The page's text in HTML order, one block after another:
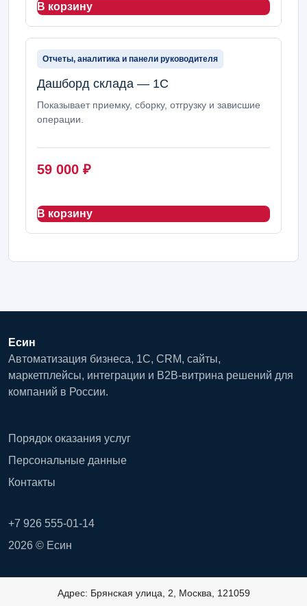
В корзину
Отчеты, аналитика и панели руководителя
Дашборд склада — 1С
Показывает приемку, сборку, отгрузку и зависшие
операции.
59 000 ₽
В корзину
Есин
Автоматизация бизнеса, 1С, CRM, сайты,
маркетплейсы, интеграции и B2B-витрина решений для
компаний в России.
Порядок оказания услуг
Персональные данные
Контакты
+7 926 555-01-14
2026 © Есин
Адрес: Брянская улица, 2, Москва, 121059